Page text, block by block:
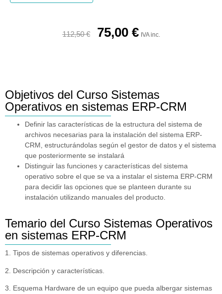
112,50€ 75,00 € IVA inc.
Objetivos del Curso Sistemas
Operativos en sistemas ERP-CRM
Definir las características de la estructura del sistema de
archivos necesarias para la instalación del sistema ERP-
CRM, estructurándolas según el gestor de datos y el sistema
que posteriormente se instalará
Distinguir las funciones y características del sistema
operativo sobre el que se va a instalar el sistema ERP-CRM
para decidir las opciones que se planteen durante su
instalación utilizando manuales del producto.
Temario del Curso Sistemas Operativos
en sistemas ERP-CRM
1. Tipos de sistemas operativos y diferencias.
2. Descripción y características.
3. Esquema Hardware de un equipo que pueda albergar sistemas